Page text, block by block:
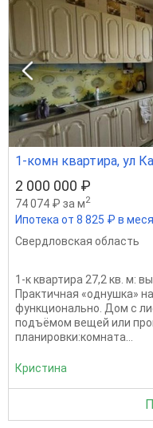
1-комн квартира, ул
2 000 000 ₽
74 074 ₽ за м2
Ипотека от 8 825 ₽ в
Свердловская область
1‑к квартира 27,2 кв. м:
Практичная «однушка»
функционально. Дом с
подъёмом вещей или
планировки:комната...
Кристина